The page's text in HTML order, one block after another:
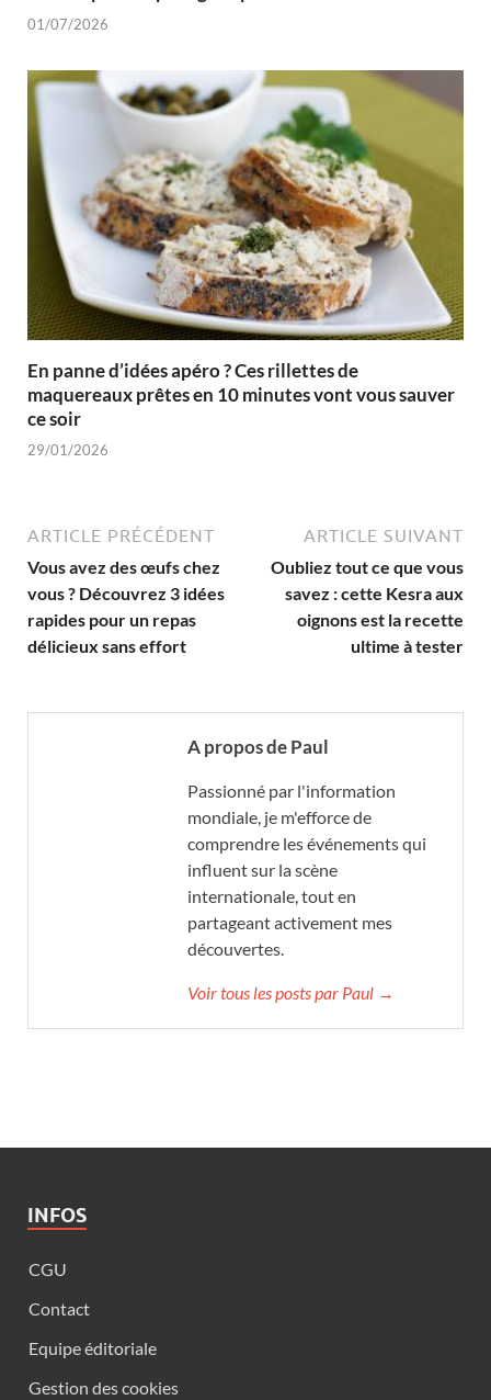
01/07/2026
En panne d’idées apéro ? Ces rillettes de
maquereaux prêtes en 10 minutes vont vous sauver
ce soir
29/01/2026
ARTICLE PRÉCÉDENT
Vous avez des œufs chez
vous ? Découvrez 3 idées
rapides pour un repas
délicieux sans effort
ARTICLE SUIVANT
Oubliez tout ce que vous
savez : cette Kesra aux
oignons est la recette
ultime à tester
A propos de Paul
Passionné par l'information
mondiale, je m'efforce de
comprendre les événements qui
influent sur la scène
internationale, tout en
partageant activement mes
découvertes.
Voir tous les posts par Paul →
INFOS
CGU
Contact
Equipe éditoriale
Gestion des cookies